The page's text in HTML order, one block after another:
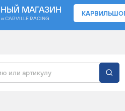
МАГАЗИН
CARVILLE RACING
A6 (C5)